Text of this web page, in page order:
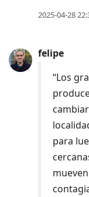
2025-04-28
felipe
“Los
para